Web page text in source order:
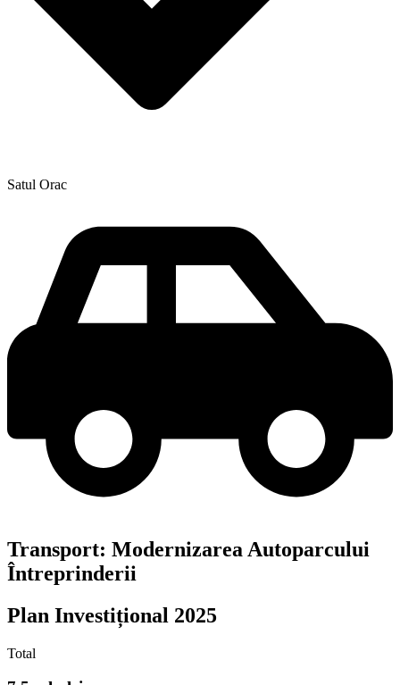
Satul Orac
Transport: Modernizarea Autoparcului
Întreprinderii
Plan Investițional 2025
Total